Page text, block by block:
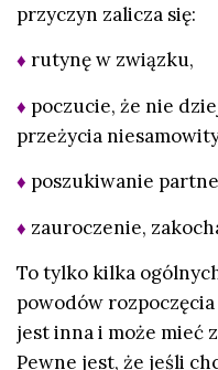
przyczyn zalicza się:
♦ rutynę w związku,
♦ poczucie, że nie
przeżycia
♦ poszukiwanie
♦ zauroczenie,
To tylko kilka
powodów
jest inna i może mieć
Pewne jest, że jeśli